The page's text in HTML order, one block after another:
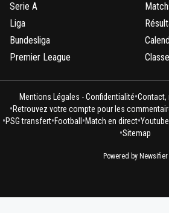
Serie A
Liga
Bundesliga
Premier League
Mentions Légales - Confidentialité•Contact,
•Retrouvez votre compte pour les
•PSG transfert•Football •Match en direct•Youtube
•Sitemap
Powered by Newsifier